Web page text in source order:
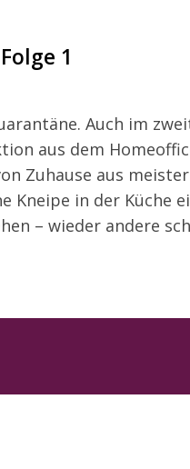
1
Auch im
aus dem
Zuhause aus
Kneipe in der Küche
– wieder andere